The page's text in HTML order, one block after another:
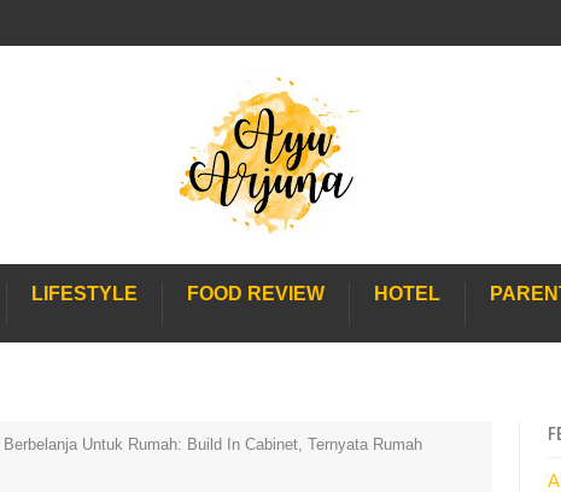
LIFESTYLE FOOD REVIEW HOTEL
Berbelanja Untuk Rumah: Build In Cabinet, Ternyata Rumah